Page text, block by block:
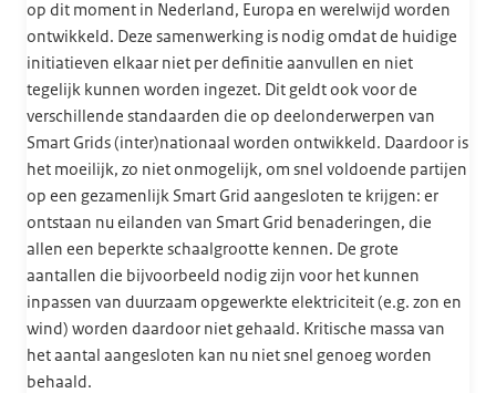
op dit moment in Nederland, Europa en werelwijd worden
ontwikkeld. Deze samenwerking is nodig omdat de huidige
initiatieven elkaar niet per definitie aanvullen en niet
tegelijk kunnen worden ingezet. Dit geldt ook voor de
verschillende standaarden die op deelonderwerpen van
Smart Grids (inter)nationaal worden ontwikkeld. Daardoor is
het moeilijk, zo niet onmogelijk, om snel voldoende partijen
op een gezamenlijk Smart Grid aangesloten te krijgen: er
ontstaan nu eilanden van Smart Grid benaderingen, die
allen een beperkte schaalgrootte kennen. De grote
aantallen die bijvoorbeeld nodig zijn voor het kunnen
inpassen van duurzaam opgewerkte elektriciteit (e.g. zon en
wind) worden daardoor niet gehaald. Kritische massa van
het aantal aangesloten kan nu niet snel genoeg worden
behaald.